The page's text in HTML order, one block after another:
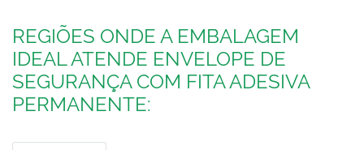
REGIÕES ONDE A EMBALAGEM
IDEAL ATENDE ENVELOPE DE
SEGURANÇA COM FITA ADESIVA
PERMANENTE: